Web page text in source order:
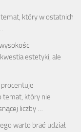
który w ostatnich
estetyki, ale
temat, który nie
liczby …
warto brać udział.